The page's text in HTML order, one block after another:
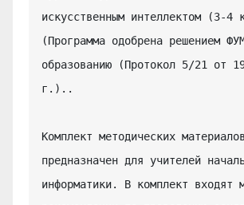
искусственным интеллектом (3-4
(Программа одобрена решением
образованию (Протокол 5/21 от
г.)..
Комплект методических материалов
предназначен для учителей
информатики. В комплект входят